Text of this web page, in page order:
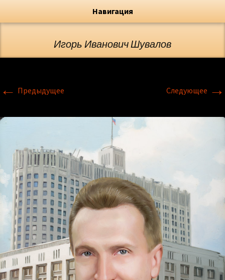
Флёрова Елена Николаевна
Художник, Официальный сайт
Навигация
Игорь Иванович Шувалов
← Предыдущее Следующее →